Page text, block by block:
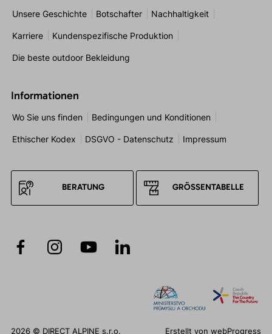
Unsere Geschichte Botschafter Nachhaltigkeit
Karriere Kundenspezifische Produktion
Die beste outdoor Bekleidung
Informationen
Wo Sie uns finden Bedingungen und Konditionen
Ethischer Kodex DSGVO - Datenschutz Impressum
BERATUNG GRÖSSENTABELLE
2026 © DIRECT ALPINE s.r.o. Erstellt vonwebProgress